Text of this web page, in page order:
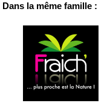
Dans la même famille :